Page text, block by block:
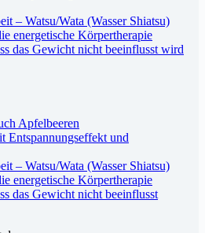
– Watsu/Wata (Wasser Shiatsu)
energetische Körpertherapie
das Gewicht nicht beeinflusst wird
Apfelbeeren
Entspannungseffekt und
– Watsu/Wata (Wasser Shiatsu)
energetische Körpertherapie
das Gewicht nicht beeinflusst